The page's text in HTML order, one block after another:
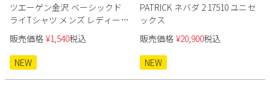
ツエーゲン金沢 ベーシックド
ライTシャツ メンズ レディース
キッズ ユニセックス
販売価格 ¥1,540税込
NEW
PATRICK ネバダ 2 17510 ユニセ
ックス
販売価格 ¥20,900税込
NEW